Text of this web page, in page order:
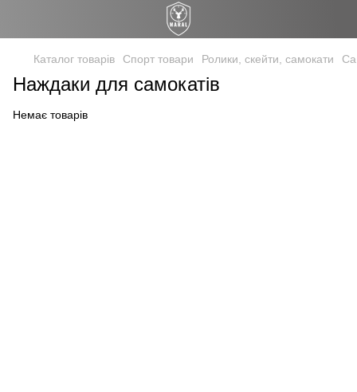
Каталог товарів Спорт товари Ролики, скейти, самокати
Наждаки для самокатів
Немає товарів